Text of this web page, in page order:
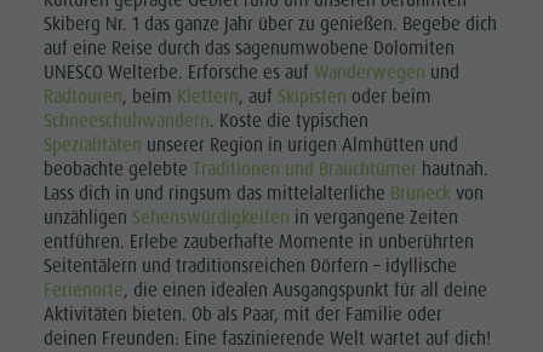
Skiberg Nr. 1 das ganze Jahr über zu genießen. Begebe dich
auf eine Reise durch das sagenumwobene Dolomiten
UNESCO Welterbe. Erforsche es auf Wanderwegen und
Radtouren, beim Klettern, auf Skipisten oder beim
Schneeschuhwandern. Koste die typischen
Spezialitäten unserer Region in urigen Almhütten und
beobachte gelebte Traditionen und Brauchtümer hautnah.
Lass dich in und ringsum das mittelalterliche Bruneck von
unzähligen Sehenswürdigkeiten in vergangene Zeiten
entführen. Erlebe zauberhafte Momente in unberührten
Seitentälern und traditionsreichen Dörfern – idyllische
Ferienorte, die einen idealen Ausgangspunkt für all deine
Aktivitäten bieten. Ob als Paar, mit der Familie oder
deinen Freunden: Eine faszinierende Welt wartet auf dich!